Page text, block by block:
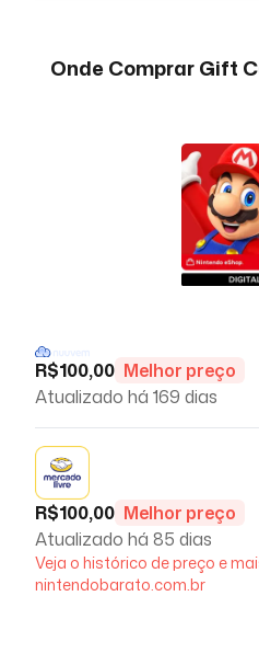
Onde ComprarGift
R$100,00 Melhor preço
Atualizado há 169 dias
R$100,00 Melhor preço
Atualizado há 85 dias
Veja o histórico de preço e
nintendobarato.com.br